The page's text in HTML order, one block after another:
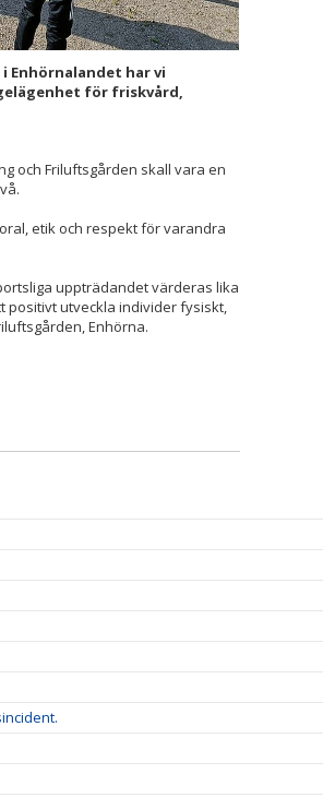
Enhörnalandet har vi
för friskvård,
och Friluftsgården skall vara en
etik och respekt för varandra
uppträdandet värderas lika
positivt utveckla individer fysiskt,
Enhörna.